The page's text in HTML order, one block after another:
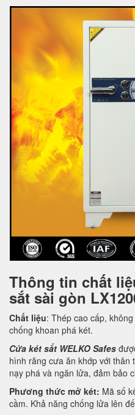
Thông tin chất
sắt sài gòn
Chất liệu: Thép cao cấp,
chống khoan phá két.
Cửa két sắt WELKO Safes
hình răng cưa ăn khớp với thân
nạy phá và ngăn lửa, đảm bảo
Phương thức mở két: Mã số
cầm. Khả năng chống lửa lên